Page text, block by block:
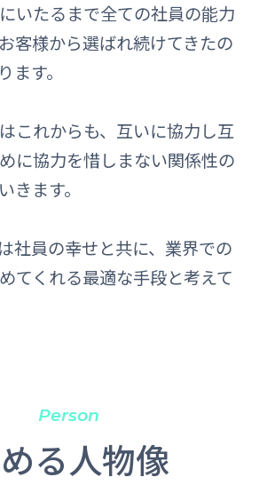
いたるまで全ての社員の能力
客様から選ばれ続けてきたの
ます。
これからも、互いに協力し互
に協力を惜しまない関係性の
きます。
社員の幸せと共に、業界での
てくれる最適な手段と考えて
Person
る人物像